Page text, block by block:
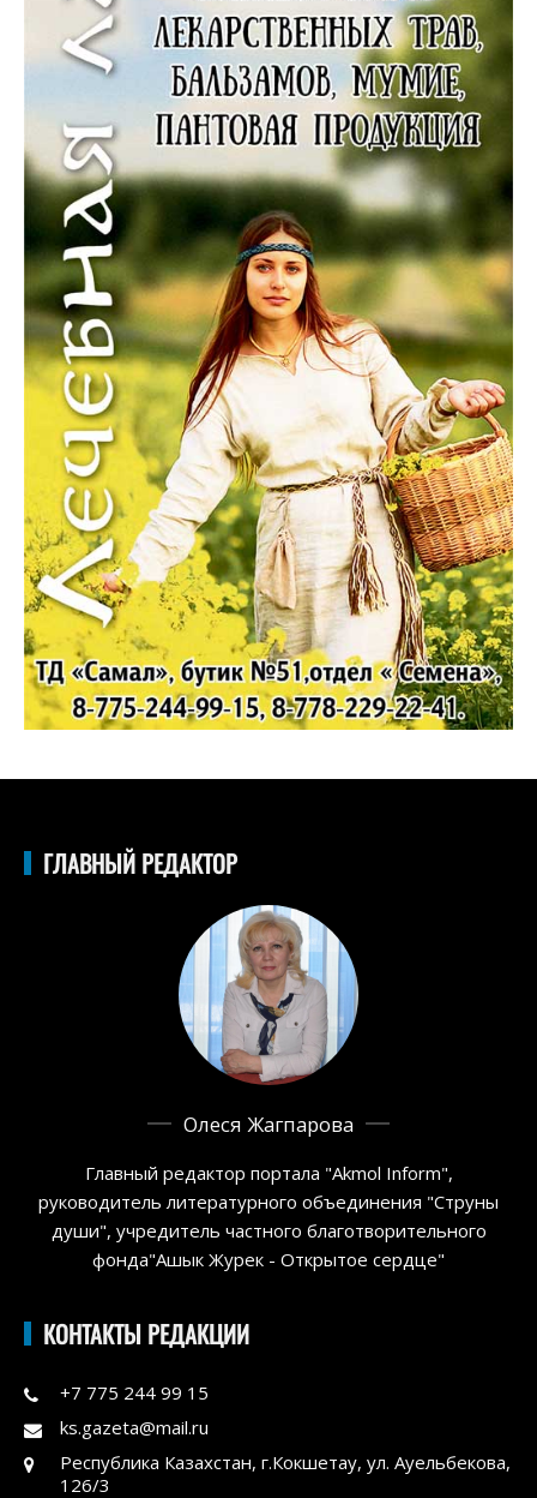
ГЛАВНЫЙ РЕДАКТОР
Олеся Жагпарова
Главный редактор портала "Akmol Inform",
руководитель литературного объединения "Струны
души", учредитель частного благотворительного
фонда"Ашык Журек - Открытое сердце"
КОНТАКТЫ РЕДАКЦИИ
+7 775 244 99 15
ks.gazeta@mail.ru
Республика Казахстан, г.Кокшетау, ул. Ауельбекова,
126/3